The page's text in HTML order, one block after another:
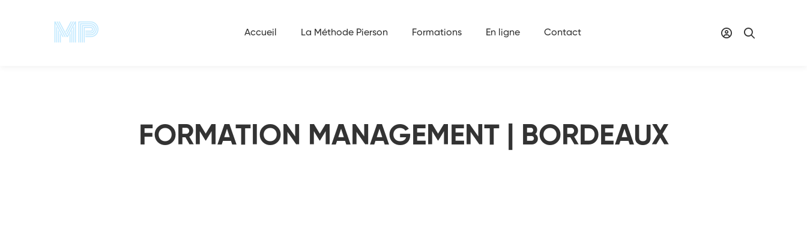
Accueil La Méthode Pierson Formations En ligne Contact
FORMATION MANAGEMENT | BORDEAUX